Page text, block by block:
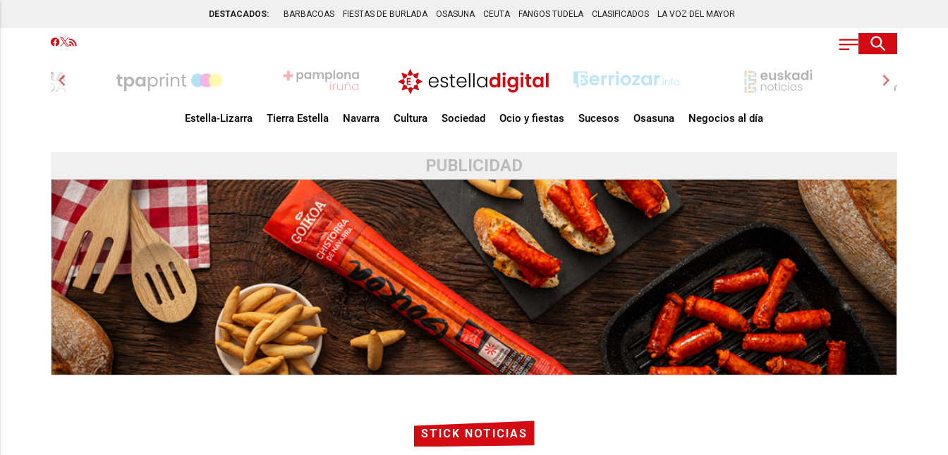
DESTACADOS: BARBACOAS FIESTAS DE BURLADA OSASUNA CEUTA FANGOS TUDELA CLASIFICADOS LA VOZ DEL MAYOR
chevron_left chevron_right
Estella-Lizarra Tierra Estella Navarra Cultura Sociedad Ocio y fiestas Sucesos Osasuna Negocios al día
PUBLICIDAD
STICK NOTICIAS